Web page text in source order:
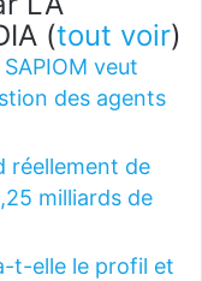
(tout voir)
veut
des agents
réellement de
milliards de
t-elle le profil et